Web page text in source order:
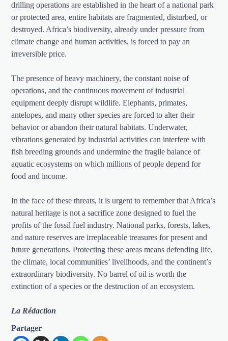
drilling operations are established in the heart of a national park
or protected area, entire habitats are fragmented, disturbed, or
destroyed. Africa’s biodiversity, already under pressure from
climate change and human activities, is forced to pay an
irreversible price.
The presence of heavy machinery, the constant noise of
operations, and the continuous movement of industrial
equipment deeply disrupt wildlife. Elephants, primates,
antelopes, and many other species are forced to alter their
behavior or abandon their natural habitats. Underwater,
vibrations generated by industrial activities can interfere with
fish breeding grounds and undermine the fragile balance of
aquatic ecosystems on which millions of people depend for
food and income.
In the face of these threats, it is urgent to remember that Africa’s
natural heritage is not a sacrifice zone designed to fuel the
profits of the fossil fuel industry. National parks, forests, lakes,
and nature reserves are irreplaceable treasures for present and
future generations. Protecting these areas means defending life,
the climate, local communities’ livelihoods, and the continent’s
extraordinary biodiversity. No barrel of oil is worth the
extinction of a species or the destruction of an ecosystem.
La Rédaction
Partager